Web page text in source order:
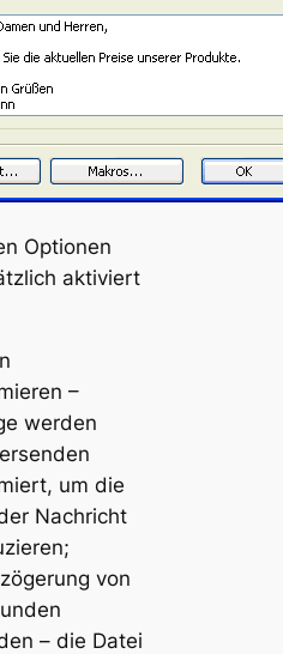
Optionen
aktiviert
–
werden
um die
Nachricht
von
– die Datei